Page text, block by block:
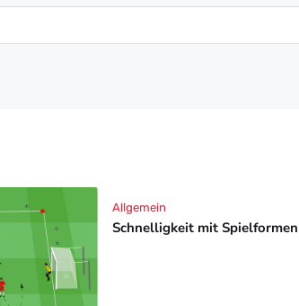
Schnelligkeit mit
Allgemein